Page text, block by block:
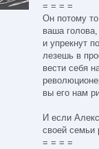
= = = =
Он потому
ваша
и упрекнут
лезешь в
вести себя
вы его нам
И если
своей семьи
= = = =